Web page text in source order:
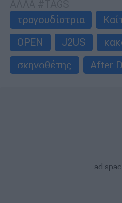
τραγουδίστρια
OPEN
J2US
σκηνοθέτης
After